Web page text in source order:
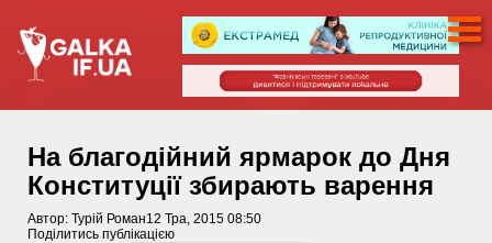
На благодійний ярмарок до Дня
Конституції збирають варення
Автор: Турій Роман12 Тра, 2015 08:50
Поділитись публікацією